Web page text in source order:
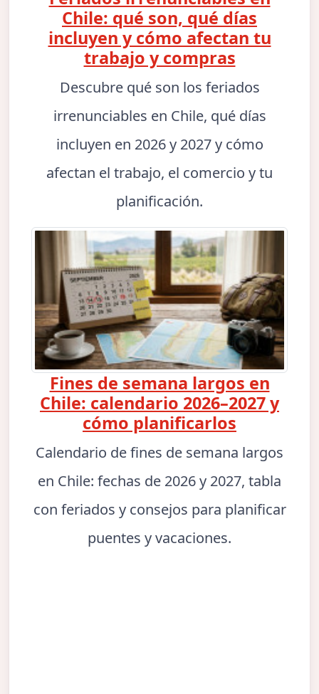
Chile: qué son, qué días
incluyen y cómo afectan tu
trabajo y compras
Descubre qué son los feriados
irrenunciables en Chile, qué días
incluyen en 2026 y 2027 y cómo
afectan el trabajo, el comercio y tu
planificación.
Fines de semana largos en
Chile: calendario 2026–2027 y
cómo planificarlos
Calendario de fines de semana largos
en Chile: fechas de 2026 y 2027, tabla
con feriados y consejos para planificar
puentes y vacaciones.